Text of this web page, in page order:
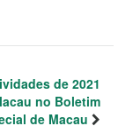
de 2021
no Boletim
de Macau